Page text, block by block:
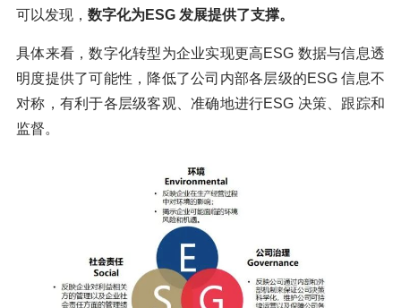
可以发现， 数字化为ESG 发展提供了支撑。
具体来看，数字化转型为企业实现更高ESG 数据与信息透
明度提供了可能性，降低了公司内部各层级的ESG 信息不
对称，有利于各层级客观、准确地进行ESG 决策、跟踪和
监督。